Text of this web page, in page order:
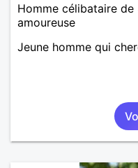
Homme célibataire
amoureuse
Jeune homme qui